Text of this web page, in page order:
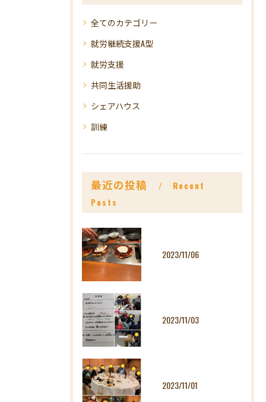
全てのカテゴリー
就労継続支援A型
就労支援
共同生活援助
シェアハウス
訓練
最近の投稿
Recent
Posts
2023/11/06
2023/11/03
2023/11/01